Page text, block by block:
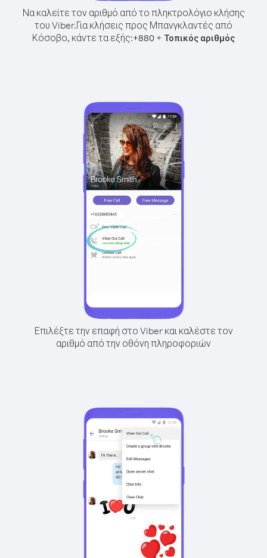
Να καλείτε τον αριθμό από το πληκτρολόγιο κλήσης
του Viber.Για κλήσεις προς Μπανγκλαντές από
Κόσοβο, κάντε τα εξής:+880 + Τοπικός αριθμός
Επιλέξτε την επαφή στο Viber και καλέστε τον
αριθμό από την οθόνη πληροφοριών